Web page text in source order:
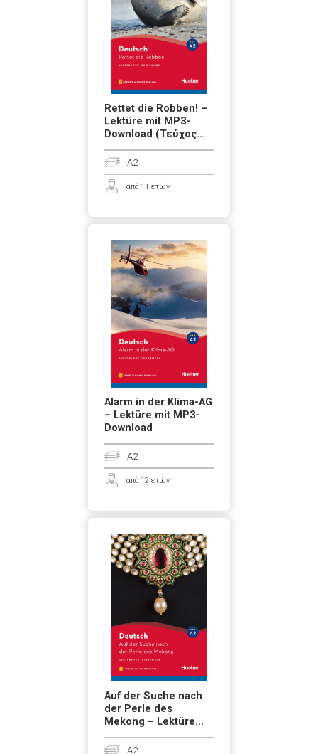
Rettet die Robben! –
Lektüre mit MP3-
Download (Τεύχος...
A2
από 11 ετών
Alarm in der Klima-AG
– Lektüre mit MP3-
Download
A2
από 12 ετών
Auf der Suche nach
der Perle des
Mekong – Lektüre...
A2